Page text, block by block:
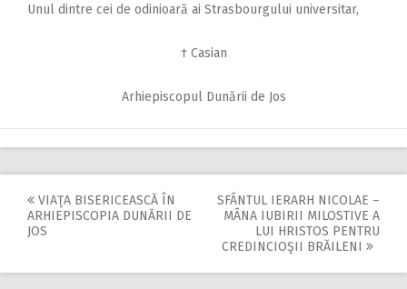
Unul dintre cei de odinioară ai Strasbourgului universitar,
† Casian
Arhiepiscopul Dunării de Jos
Post
VIAŢA BISERICEASCĂ ÎN
ARHIEPISCOPIA DUNĂRII DE
JOS
SFÂNTUL IERARH NICOLAE –
MÂNA IUBIRII MILOSTIVE A
LUI HRISTOS PENTRU
CREDINCIOŞII BRĂILENI